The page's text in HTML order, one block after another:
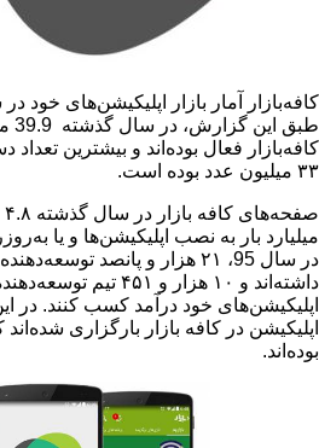
طبق این گزارش، در
فعال بوده‌اند و بیشترین تعداد
به نصب اپلیکیشن‌ها و یا به‌روزرسانی
در سال 95، ۲۱ هزار و پانصد توسعه‌دهنده‌ در
داشته‌اند و ۱۰ هزار و ۴۵۱ تیم
اپلیکیشن